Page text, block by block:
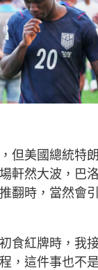
但美國總統特
軒然大波，巴
翻時，當然會
食紅牌時，我
，這件事也不